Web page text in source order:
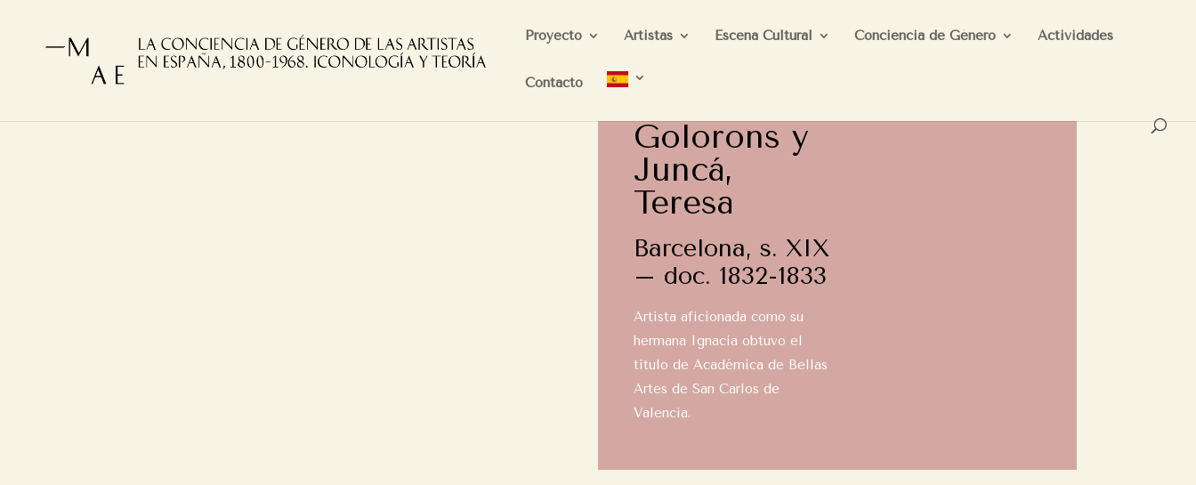
Proyecto Artistas Escena Cultural Conciencia de Género Actividades
Contacto
Golorons y
Juncá,
Teresa
Barcelona, s. XIX
– doc. 1832-1833
Artista aficionada como su
hermana Ignacia obtuvo el
título de Académica de Bellas
Artes de San Carlos de
Valencia.